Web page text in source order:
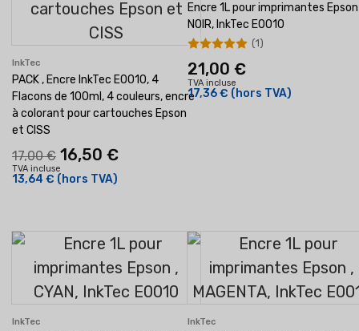
InkTec
PACK , Encre InkTec E0010, 4
Flacons de 100ml, 4 couleurs, encre
à colorant pour cartouches Epson
et CISS
17,00 € 16,50 €
TVA incluse
13,64 € (hors TVA)
Encre 1L pour imprimantes Epson
NOIR, InkTec E0010
21,00 €
TVA incluse
17,36 € (hors TVA)
(1)
InkTec InkTec